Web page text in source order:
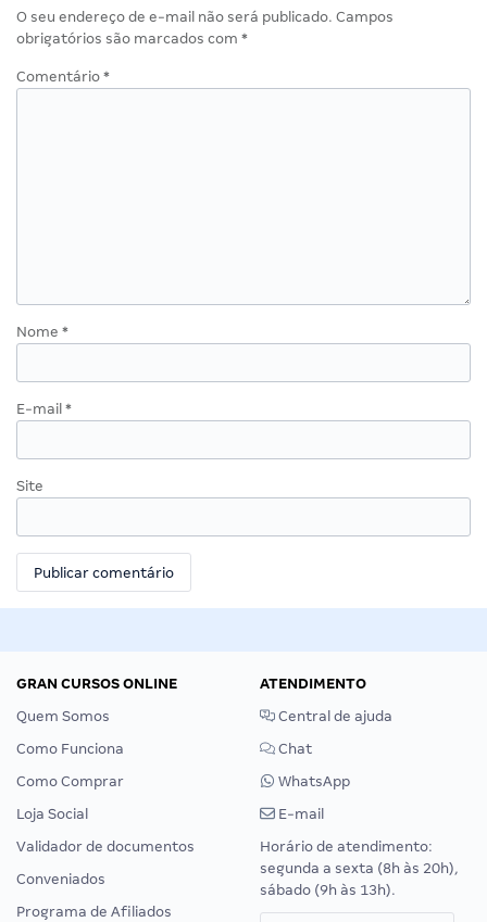
O seu endereço de e-mail não será publicado. Campos
obrigatórios são marcados com *
Comentário *
Nome *
E-mail *
Site
GRAN CURSOS ONLINE
Quem Somos
Como Funciona
Como Comprar
Loja Social
Validador de documentos
Conveniados
Programa de Afiliados
ATENDIMENTO
Central de ajuda
Chat
WhatsApp
E-mail
Horário de atendimento:
segunda a sexta (8h às 20h),
sábado (9h às 13h).